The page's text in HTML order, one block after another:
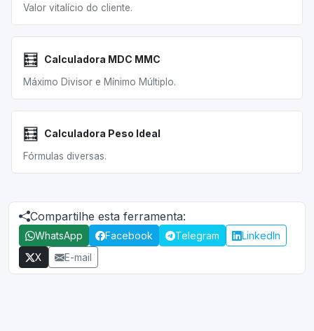
Valor vitalício do cliente.
🧮 Calculadora MDC MMC
Máximo Divisor e Mínimo Múltiplo.
🧮 Calculadora Peso Ideal
Fórmulas diversas.
Compartilhe esta ferramenta:
WhatsApp Facebook Telegram
LinkedIn
X
E-mail